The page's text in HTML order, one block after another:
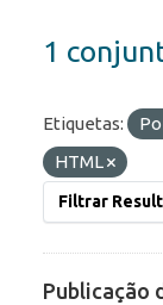
1
Etiquetas:
HTML
Filtrar
Publicação